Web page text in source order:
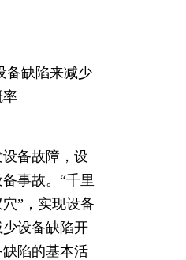
备缺陷来减少
率
备故障，设
事故。“千里
”，实现设备
设备缺陷开
陷的基本活